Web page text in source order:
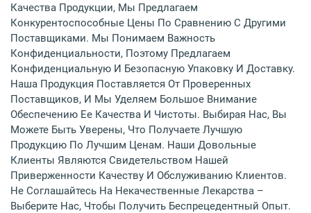
Качества Продукции, Мы Предлагаем
Конкурентоспособные Цены По Сравнению С Другими
Поставщиками. Мы Понимаем Важность
Конфиденциальности, Поэтому Предлагаем
Конфиденциальную И Безопасную Упаковку И Доставку.
Наша Продукция Поставляется От Проверенных
Поставщиков, И Мы Уделяем Большое Внимание
Обеспечению Ее Качества И Чистоты. Выбирая Нас, Вы
Можете Быть Уверены, Что Получаете Лучшую
Продукцию По Лучшим Ценам. Наши Довольные
Клиенты Являются Свидетельством Нашей
Приверженности Качеству И Обслуживанию Клиентов.
Не Соглашайтесь На Некачественные Лекарства –
Выберите Нас, Чтобы Получить Беспрецедентный Опыт.